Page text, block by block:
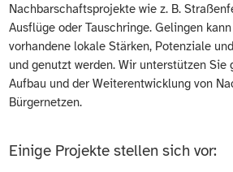
Nachbarschaftsprojekte wie z. B.
Ausflüge oder Tauschringe. Gelingen
vorhandene lokale Stärken, Potenziale
und genutzt werden. Wir unterstützen
Aufbau und der Weiterentwicklung von
Bürgernetzen.
Einige Projekte stellen sich vor: